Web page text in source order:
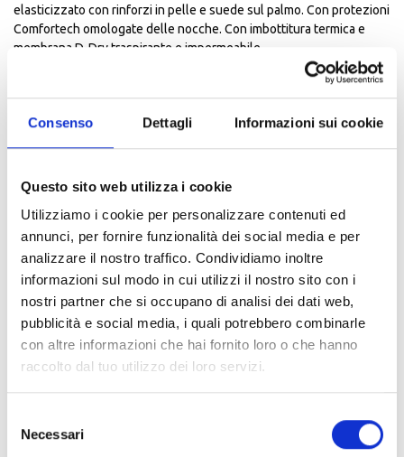
Consenso Dettagli Informazioni sui cookie
Questo sito web utilizza i cookie
Utilizziamo i cookie per personalizzare contenuti ed
annunci, per fornire funzionalità dei social media e per
analizzare il nostro traffico. Condividiamo inoltre
informazioni sul modo in cui utilizzi il nostro sito con i
nostri partner che si occupano di analisi dei dati web,
pubblicità e social media, i quali potrebbero combinarle
con altre informazioni che hai fornito loro o che hanno
raccolto dal tuo utilizzo dei loro servizi.
delNecessari
elasticizzato con rinforzi in pelle e suede sul palmo. Con protezioni
Comfortech omologate delle nocche. Con imbottitura termica e
membrana D-Dry traspirante e impermeabile.
Tessuto elasticizzato.
Protezioni Comfortech per le nocche.
Ergonomia e comfort
Dita precurvate.
Inserti in tessuto elasticizzato.
Tessuto elasticizzato.
Inserti morbidi nelle zone strategiche.
Cinturino in velcro sul polso per evitare che il guanto si stacchi.
Temperatura
Membrana D-Dry traspirante e impermeabile.
Imbottitura termica.
Altre caratteristiche
togliere i guanti grazie a Dainese Smart Touch.
Inserti riflettenti per una migliore visibilità notturna o in condizioni